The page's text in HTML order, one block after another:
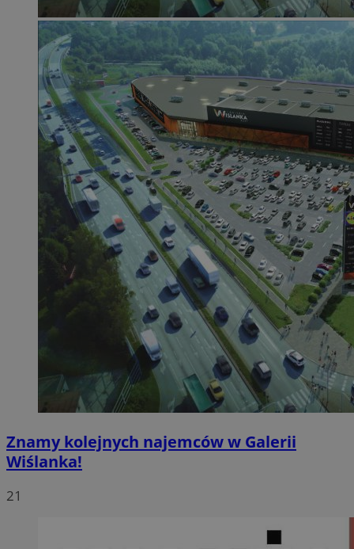
Znamy kolejnych najemców w Galerii
Wiślanka!
21